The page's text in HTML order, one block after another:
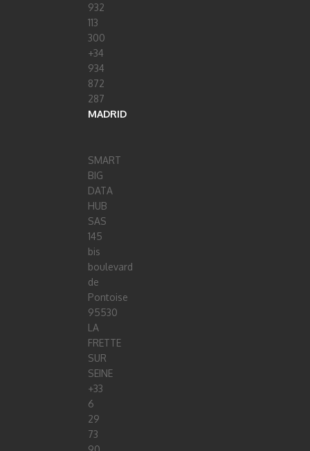
932
113
300
+34
934
872
287
MADRID
SMART
BIG
DATA
HUB
SAS
145
bis
boulevard
de
Pontoise
95530
LA
FRETTE
SUR
SEINE
+33
6
29
73